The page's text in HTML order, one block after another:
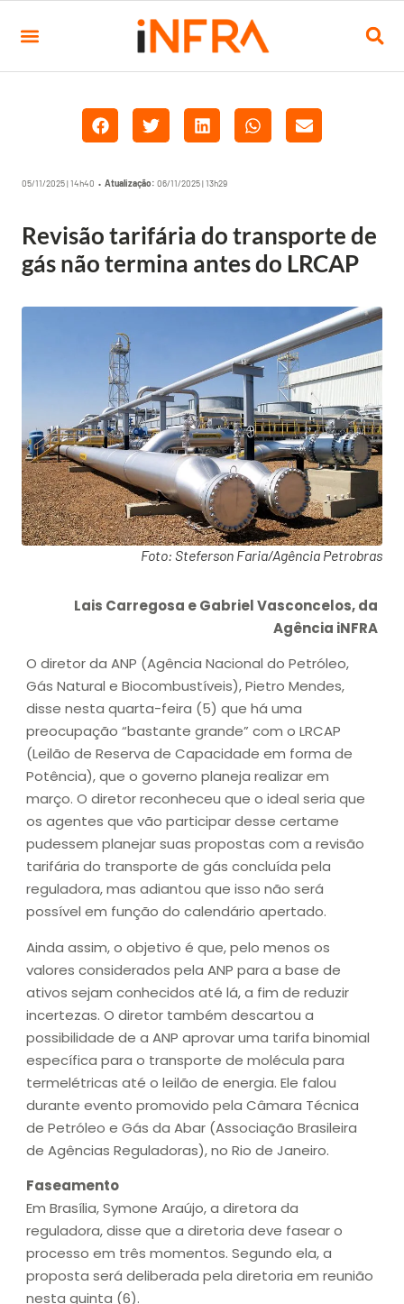
05/11/2025 | 14h40 • Atualização: 06/11/2025 | 13h29
Revisão tarifária do transporte de
gás não termina antes do LRCAP
Foto: Steferson Faria/Agência Petrobras
Lais Carregosa e Gabriel Vasconcelos, da
Agência iNFRA
O diretor da ANP (Agência Nacional do Petróleo,
Gás Natural e Biocombustíveis), Pietro Mendes,
disse nesta quarta-feira (5) que há uma
preocupação “bastante grande” com o LRCAP
(Leilão de Reserva de Capacidade em forma de
Potência), que o governo planeja realizar em
março. O diretor reconheceu que o ideal seria que
os agentes que vão participar desse certame
pudessem planejar suas propostas com a revisão
tarifária do transporte de gás concluída pela
reguladora, mas adiantou que isso não será
possível em função do calendário apertado.
Ainda assim, o objetivo é que, pelo menos os
valores considerados pela ANP para a base de
ativos sejam conhecidos até lá, a fim de reduzir
incertezas. O diretor também descartou a
possibilidade de a ANP aprovar uma tarifa binomial
específica para o transporte de molécula para
termelétricas até o leilão de energia. Ele falou
durante evento promovido pela Câmara Técnica
de Petróleo e Gás da Abar (Associação Brasileira
de Agências Reguladoras), no Rio de Janeiro.
Faseamento
Em Brasília, Symone Araújo, a diretora da
reguladora, disse que a diretoria deve fasear o
processo em três momentos. Segundo ela, a
proposta será deliberada pela diretoria em reunião
nesta quinta (6).